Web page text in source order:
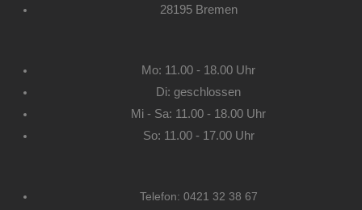
28195 Bremen
Mo: 11.00 - 18.00 Uhr
Di: geschlossen
Mi - Sa: 11.00 - 18.00 Uhr
So: 11.00 - 17.00 Uhr
Telefon: 0421 32 38 67